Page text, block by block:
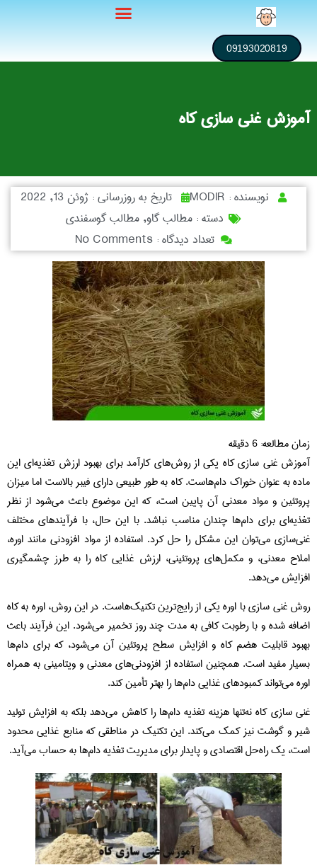
09193020819
آموزش غنی سازی کاه
نویسنده : تاریخ به روزرسانی :ژوئن 13, 2022
دسته :مطالب گاو,مطالب گوسفندی
تعداد دیدگاه :No Comments
زمان مطالعه:6دقیقه
آموزش غنی سازی کاه یکی از روش‌های کارآمد برای بهبود ارزش تغذیه‌ای این
ماده به عنوان خوراک دام‌هاست. کاه به طور طبیعی دارای فیبر بالاست اما میزان
پروتئین و مواد معدنی آن پایین است، که این موضوع باعث می‌شود از نظر
تغذیه‌ای برای دام‌ها چندان مناسب نباشد. با این حال، با فرآیندهای مختلف
غنی‌سازی می‌توان این مشکل را حل کرد. استفاده از مواد افزودنی مانند اوره،
املاح معدنی، و مکمل‌های پروتئینی، ارزش غذایی کاه را به طرز چشمگیری
افزایش می‌دهد.
روش غنی‌ سازی با اوره یکی از رایج‌ترین تکنیک‌هاست. در این روش، اوره به کاه
اضافه شده و با رطوبت کافی به مدت چند روز تخمیر می‌شود. این فرآیند باعث
بهبود قابلیت هضم کاه و افزایش سطح پروتئین آن می‌شود، که برای دام‌ها
بسیار مفید است. همچنین استفاده از افزودنی‌های معدنی و ویتامینی به همراه
اوره می‌تواند کمبودهای غذایی دام‌ها را بهتر تأمین کند.
غنی‌ سازی کاه نه‌تنها هزینه تغذیه دام‌ها را کاهش می‌دهد بلکه به افزایش تولید
شیر و گوشت نیز کمک می‌کند. این تکنیک در مناطقی که منابع غذایی محدود
است، یک راه‌حل اقتصادی و پایدار برای مدیریت تغذیه دام‌ها به حساب می‌آید.